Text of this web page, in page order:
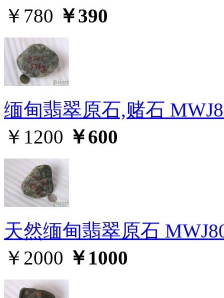
￥780 ￥390
缅甸翡翠原石,赌石
￥1200 ￥600
天然缅甸翡翠原石
￥2000 ￥1000